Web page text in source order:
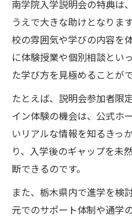
南学院入学説明会の特典は
うえで大きな助けとなりま
校の雰囲気や学びの内容を
に体験授業や個別相談とい
た学び方を見極めることが
たとえば、説明会参加者限
イン体験の機会は、公式ホ
いリアルな情報を知るきっ
り、入学後のギャップを未
断できるのです。
また、栃木県内で進学を検
元でのサポート体制や通学